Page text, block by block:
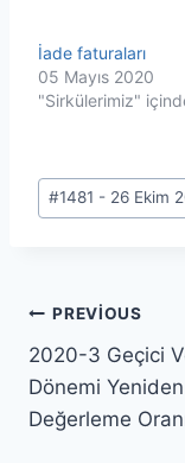
İade faturaları
05 Mayıs 2020
"Sirkülerimiz"
Post
Tags:
#1481 - 26 Ekim
Yazı
PREVIOUS
2020-3 Geçici
Dönemi Yeniden
Değerleme